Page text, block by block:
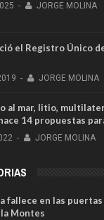
- JORGE MOLINA
el Registro Único
- JORGE MOLINA
al mar, litio,
14 propuestas
- JORGE MOLINA
fallece en las puertas
Montes